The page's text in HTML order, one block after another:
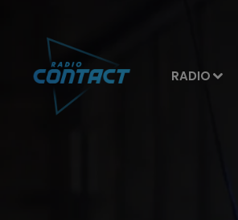
RADIO